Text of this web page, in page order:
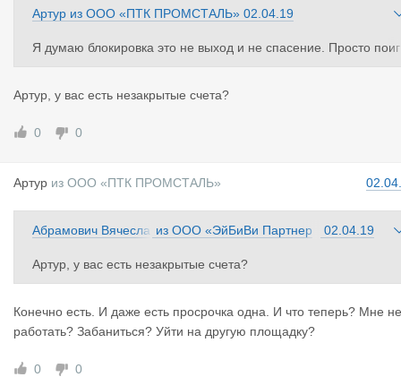
Артур из ООО «ПТК ПРОМСТАЛЬ» 02.04.19
Я думаю блокировка это не выход и не спасение. Просто поиг
станут работать?
Артур, у вас есть незакрытые счета?
0 0
Артур из ООО «ПТК ПРОМСТАЛЬ»
Абрамович Вячесла из ООО «ЭйБиВи Партнер
02.04.19
Артур, у вас есть незакрытые счета?
Конечно есть. И даже есть просрочка одна. И что теперь? Мне не
работать? Забаниться? Уйти на другую площадку?
0 0